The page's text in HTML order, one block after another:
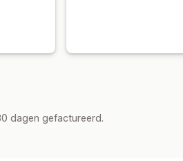
dagen gefactureerd.